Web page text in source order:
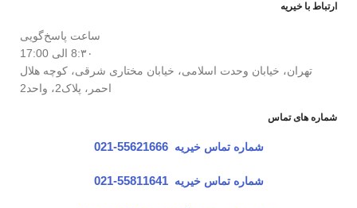
ارتباط با خیریه
ساعت پاسخ‌گویی
8:۳۰ الی 17:00
تهران، خیابان وحدت اسلامی، خیابان مختاری شرقی، کوچه هلال
احمر، پلاک2، واحد2
شماره های تماس
شماره تماس خیریه 55621666-021
شماره تماس خیریه 55811641-021